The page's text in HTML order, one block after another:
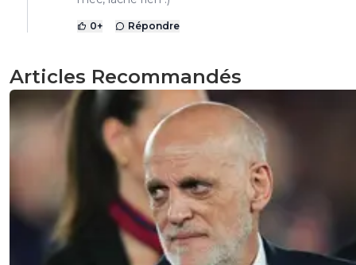
0+ Répondre
Articles Recommandés